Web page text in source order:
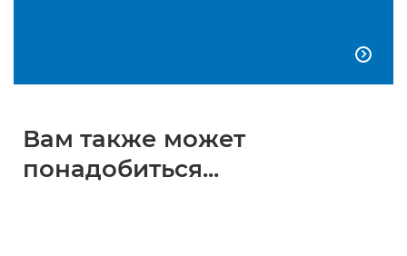

Вам также может
понадобиться...